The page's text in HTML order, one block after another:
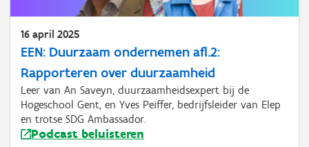
16 april 2025
EEN: Duurzaam ondernemen afl.2:
Rapporteren over duurzaamheid
Leer van An Saveyn, duurzaamheidsexpert bij de
Hogeschool Gent, en Yves Peiffer, bedrijfsleider van Elep
en trotse SDG Ambassador.
Podcast beluisteren